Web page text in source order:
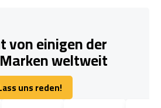
von einigen der
weltweit
uns reden!
uns reden!